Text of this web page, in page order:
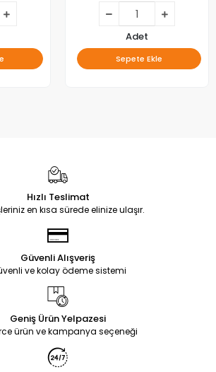
Adet
Sepete Ekle
Hızlı Teslimat
en kısa sürede elinize ulaşır.
Güvenli Alışveriş
ve kolay ödeme sistemi
Geniş Ürün Yelpazesi
ürün ve kampanya seçeneği